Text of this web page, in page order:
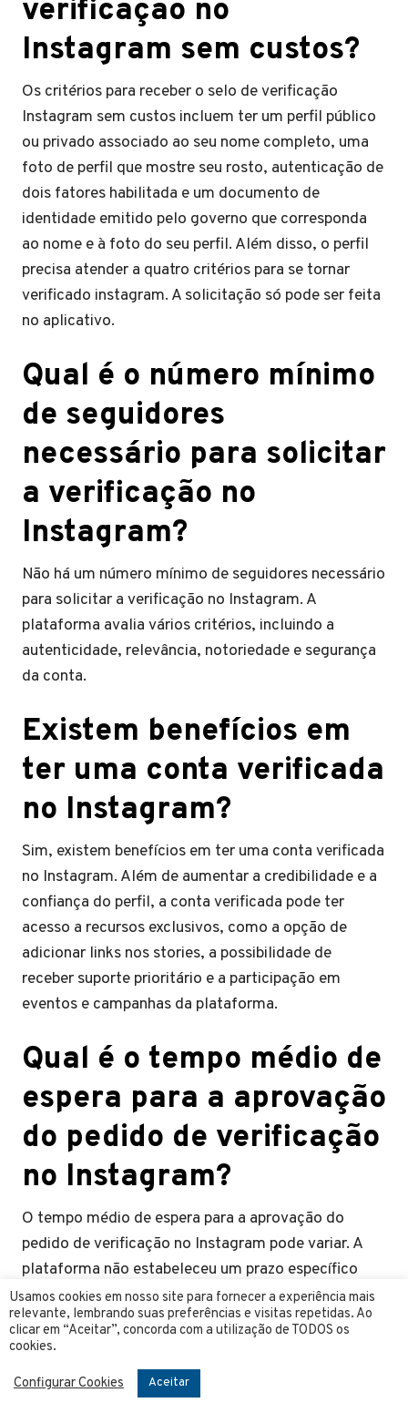
verificação no
Instagram sem custos?
Os critérios para receber o selo de verificação
Instagram sem custos incluem ter um perfil público
ou privado associado ao seu nome completo, uma
foto de perfil que mostre seu rosto, autenticação de
dois fatores habilitada e um documento de
identidade emitido pelo governo que corresponda
ao nome e à foto do seu perfil. Além disso, o perfil
precisa atender a quatro critérios para se tornar
verificado instagram. A solicitação só pode ser feita
no aplicativo.
Qual é o número mínimo
de seguidores
necessário para solicitar
a verificação no
Instagram?
Não há um número mínimo de seguidores necessário
para solicitar a verificação no Instagram. A
plataforma avalia vários critérios, incluindo a
autenticidade, relevância, notoriedade e segurança
da conta.
Existem benefícios em
ter uma conta verificada
no Instagram?
Sim, existem benefícios em ter uma conta verificada
no Instagram. Além de aumentar a credibilidade e a
confiança do perfil, a conta verificada pode ter
acesso a recursos exclusivos, como a opção de
adicionar links nos stories, a possibilidade de
receber suporte prioritário e a participação em
eventos e campanhas da plataforma.
Qual é o tempo médio de
espera para a aprovação
do pedido de verificação
no Instagram?
O tempo médio de espera para a aprovação do
pedido de verificação no Instagram pode variar. A
plataforma não estabeleceu um prazo específico
para a análise dos pedidos, mas informa que pode
levar algumas semanas para a conclusão do
processo.
Como uma empresa
Usamos cookies em nosso site para fornecer a experiência mais
relevante, lembrando suas preferências e visitas repetidas. Ao
clicar em “Aceitar”, concorda com a utilização de TODOS os
cookies.
Configurar Cookies Aceitar